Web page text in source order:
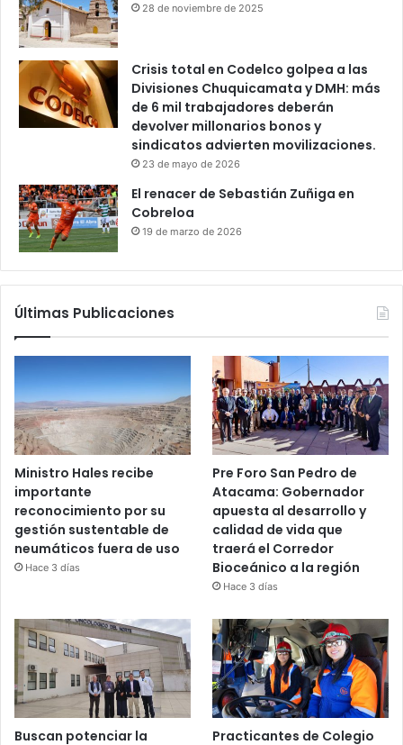
28 de noviembre de 2025
Crisis total en Codelco golpea a las
Divisiones Chuquicamata y DMH: más
de 6 mil trabajadores deberán
devolver millonarios bonos y
sindicatos advierten movilizaciones.
23 de mayo de 2026
El renacer de Sebastián Zuñiga en
Cobreloa
19 de marzo de 2026
Últimas Publicaciones
Ministro Hales recibe
importante
reconocimiento por su
gestión sustentable de
neumáticos fuera de uso
Hace 3 días
Pre Foro San Pedro de
Atacama: Gobernador
apuesta al desarrollo y
calidad de vida que
traerá el Corredor
Bioceánico a la región
Hace 3 días
Buscan potenciar la Practicantes de Colegio